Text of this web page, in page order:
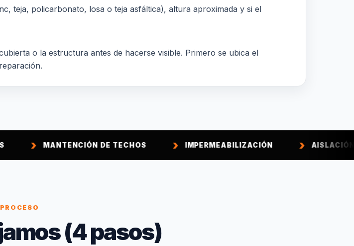
teja, policarbonato, losa o teja asfáltica), altura aproximada y si el
o la estructura antes de hacerse visible. Primero se ubica el
DE TECHOS IMPERMEABILIZACIÓN AISLACIÓN TÉRMICA
PROCESO
(4 pasos)